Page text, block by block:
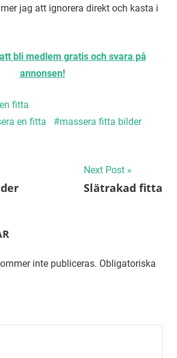
jag att ignorera direkt och kasta i
bli medlem gratis och svara på
annonsen!
fitta
en fitta
massera fitta bilder
Next Post
Slätrakad fitta
inte publiceras. Obligatoriska